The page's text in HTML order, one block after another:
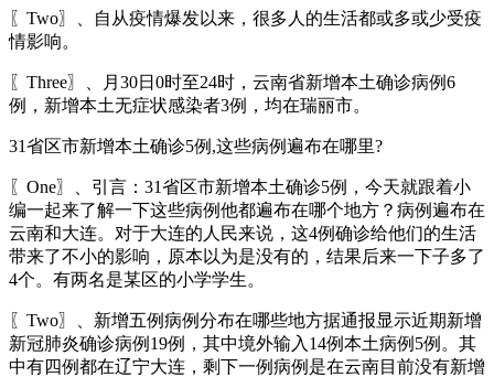
〖Two〗、自从疫情爆发以来，很多人的生活都或多或少受疫
情影响。
〖Three〗、月30日0时至24时，云南省新增本土确诊病例6
例，新增本土无症状感染者3例，均在瑞丽市。
31省区市新增本土确诊5例,这些病例遍布在哪里?
〖One〗、引言：31省区市新增本土确诊5例，今天就跟着小
编一起来了解一下这些病例他都遍布在哪个地方？病例遍布在
云南和大连。对于大连的人民来说，这4例确诊给他们的生活
带来了不小的影响，原本以为是没有的，结果后来一下子多了
4个。有两名是某区的小学学生。
〖Two〗、新增五例病例分布在哪些地方据通报显示近期新增
新冠肺炎确诊病例19例，其中境外输入14例本土病例5例。其
中有四例都在辽宁大连，剩下一例病例是在云南目前没有新增